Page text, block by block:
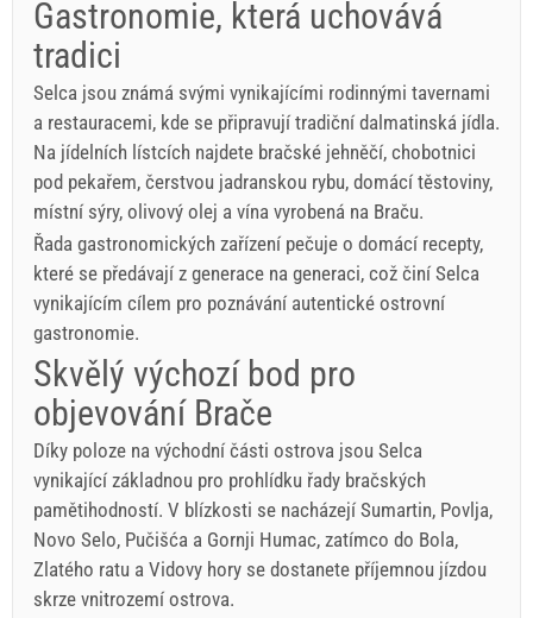
Gastronomie, která uchovává
tradici
Selca jsou známá svými vynikajícími rodinnými tavernami
a restauracemi, kde se připravují tradiční dalmatinská jídla.
Na jídelních lístcích najdete bračské jehněčí, chobotnici
pod pekařem, čerstvou jadranskou rybu, domácí těstoviny,
místní sýry, olivový olej a vína vyrobená na Braču.
Řada gastronomických zařízení pečuje o domácí recepty,
které se předávají z generace na generaci, což činí Selca
vynikajícím cílem pro poznávání autentické ostrovní
gastronomie.
Skvělý výchozí bod pro
objevování Brače
Díky poloze na východní části ostrova jsou Selca
vynikající základnou pro prohlídku řady bračských
pamětihodností. V blízkosti se nacházejí Sumartin, Povlja,
Novo Selo, Pučišća a Gornji Humac, zatímco do Bola,
Zlatého ratu a Vidovy hory se dostanete příjemnou jízdou
skrze vnitrozemí ostrova.